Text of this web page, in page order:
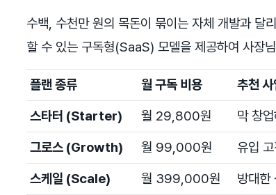
수백, 수천만 원의 목돈이 묶이는 자체 개발과 달
할 수 있는 구독형(SaaS) 모델을 제공하여 사장
플랜 종류 월 구독 비용
추천 사
스타터 (Starter)
월 29,800원
막 창
그로스 (Growth)
월 99,000원
유입
스케일 (Scale)
월 399,000원 방대한